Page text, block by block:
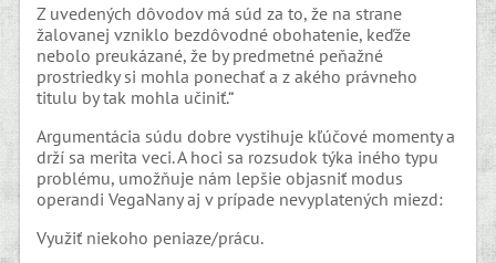
Z uvedených dôvodov má súd za to, že na strane
žalovanej vzniklo bezdôvodné obohatenie, keďže
nebolo preukázané, že by predmetné peňažné
prostriedky si mohla ponechať a z akého právneho
titulu by tak mohla učiniť.“
Argumentácia súdu dobre vystihuje kľúčové momenty a
drží sa merita veci. A hoci sa rozsudok týka iného typu
problému, umožňuje nám lepšie objasniť modus
operandi VegaNany aj v prípade nevyplatených miezd:
Využiť niekoho peniaze/prácu.